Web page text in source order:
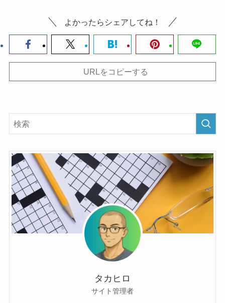
よかったらシェアしてね！
URLをコピーする
タカヒロ
サイト管理者